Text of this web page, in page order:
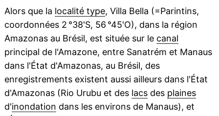
Alors que la localité type, Villa Bella (=Parintins,
coordonnées 2 °38'S, 56 °45'O), dans la région
Amazonas au Brésil, est située sur le canal
principal de l'Amazone, entre Sanatrém et Manaus
dans l'État d'Amazonas, au Brésil, des
enregistrements existent aussi ailleurs dans l'État
d'Amazonas (Rio Urubu et des lacsdes plaines
d'inondation dans les environs de Manaus), et